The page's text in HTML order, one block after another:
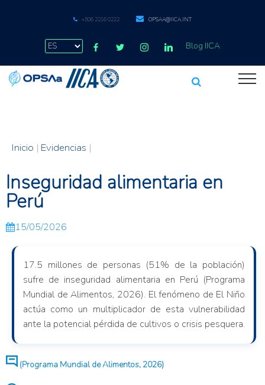
+506 2216 0222 OPSAA@IICA.INT
Blog IICA
Inicio | Evidencias |
Inseguridad alimentaria en
Perú
15/05/2026
17.5 millones de personas (51% de la población)
sufre de inseguridad alimentaria en Perú (Programa
Mundial de Alimentos, 2026). El fenómeno de El Niño
actúa como un multiplicador de esta vulnerabilidad
ante la potencial pérdida de cultivos o crisis pesquera.
(Programa Mundial de Alimentos, 2026)